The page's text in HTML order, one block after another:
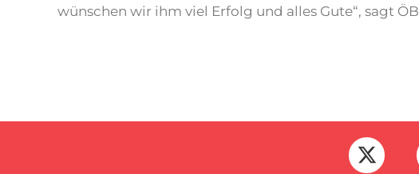
wünschen wir ihm viel Erfolg und alles Gute“, sagt